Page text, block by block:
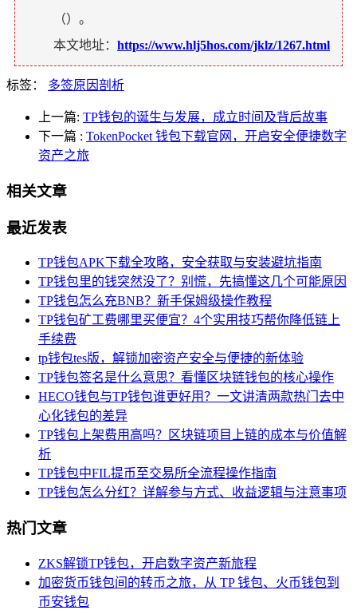
（）。
本文地址： https://www.hlj5hos.com/jklz/1267.html
标签： 多签原因剖析
上一篇: TP钱包的诞生与发展，成立时间及背后故事
下一篇 : TokenPocket 钱包下载官网，开启安全便捷数字
资产之旅
相关文章
最近发表
TP钱包APK下载全攻略，安全获取与安装避坑指南
TP钱包里的钱突然没了？别慌，先搞懂这几个可能原因
TP钱包怎么充BNB？新手保姆级操作教程
TP钱包矿工费哪里买便宜？4个实用技巧帮你降低链上
手续费
tp钱包tes版，解锁加密资产安全与便捷的新体验
TP钱包签名是什么意思？看懂区块链钱包的核心操作
HECO钱包与TP钱包谁更好用？一文讲清两款热门去中
心化钱包的差异
TP钱包上架费用高吗？区块链项目上链的成本与价值解
析
TP钱包中FIL提币至交易所全流程操作指南
TP钱包怎么分红？详解参与方式、收益逻辑与注意事项
热门文章
ZKS解锁TP钱包，开启数字资产新旅程
加密货币钱包间的转币之旅，从 TP 钱包、火币钱包到
币安钱包